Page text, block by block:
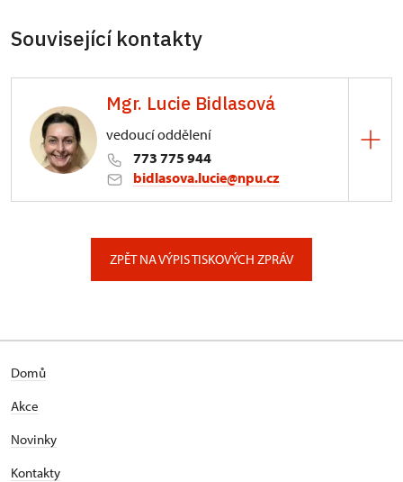
Související kontakty
Mgr. Lucie Bidlasová
vedoucí oddělení
773 775 944
bidlasova.lucie@npu.cz
ZPĚT NA VÝPIS TISKOVÝCH ZPRÁV
Domů
Akce
Novinky
Kontakty